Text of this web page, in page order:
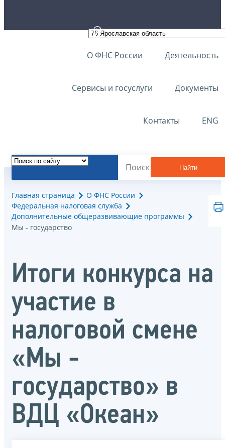
О ФНС России Деятельность
Сервисы и госуслуги Документы
Контакты ENG
Найти
Главная страница
О ФНС России
Федеральная налоговая служба
Дополнительные общеразвивающие программы
Мы - государство
Итоги конкурса на
участие в
налоговой смене
«Мы -
государство» в
ВДЦ «Океан»